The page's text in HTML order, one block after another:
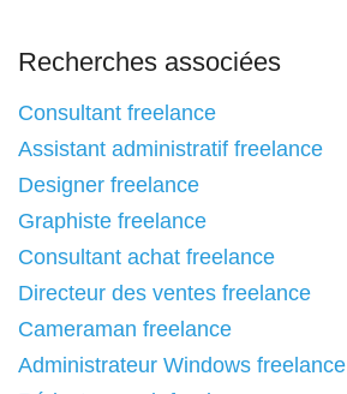
Recherches associées
Consultant freelance
Assistant administratif freelance
Designer freelance
Graphiste freelance
Consultant achat freelance
Directeur des ventes freelance
Cameraman freelance
Administrateur Windows freelance